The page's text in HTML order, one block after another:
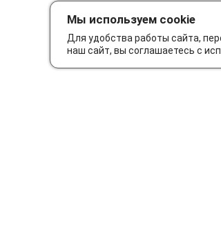
Мы используем cookie
Для удобства работы сайта,
наш сайт, вы соглашаетесь с